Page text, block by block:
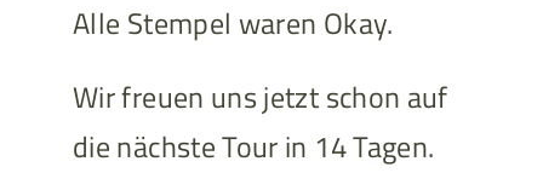
Alle Stempel waren Okay.
Wir freuen uns jetzt schon auf
die nächste Tour in 14 Tagen.